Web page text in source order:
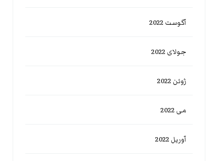
آگوست 2022
جولای 2022
ژوئن 2022
می 2022
آوریل 2022